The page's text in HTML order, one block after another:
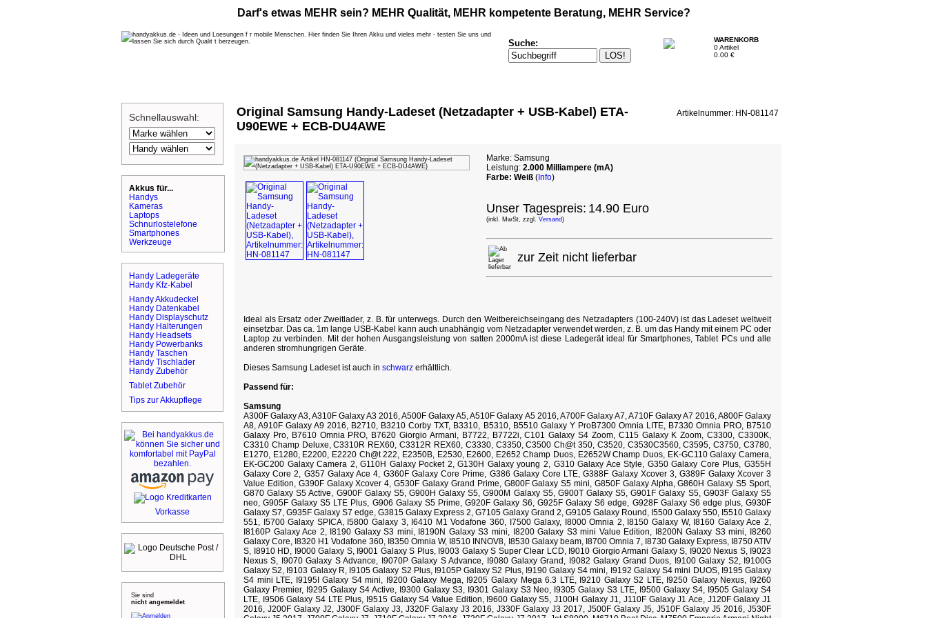
Darf's etwas MEHR sein? MEHR Qualität, MEHR kompetente Beratung, MEHR Service?
Suche:
WARENKORB
0 Artikel
0.00 €
Schnellauswahl:
Akkus für...
Handys
Kameras
Laptops
Schnurlostelefone
Smartphones
Werkzeuge
Handy Ladegeräte
Handy Kfz-Kabel
Handy Akkudeckel
Handy Datenkabel
Handy Displayschutz
Handy Halterungen
Handy Headsets
Handy Powerbanks
Handy Taschen
Handy Tischlader
Handy Zubehör
Tablet Zubehör
Tips zur Akkupflege
Vorkasse
Sie sind
nicht angemeldet
Original Samsung Handy-Ladeset (Netzadapter + USB-Kabel) ETA-
U90EWE + ECB-DU4AWE
Artikelnummer: HN-081147
Marke: Samsung
Leistung: 2.000 Milliampere (mA)
Farbe: Weiß ( Info)
Unser Tagespreis: 14.90 Euro
(inkl. MwSt, zzgl. Versand)
zur Zeit nicht lieferbar
Ideal als Ersatz oder Zweitlader, z. B. für unterwegs. Durch den Weitbereichseingang des Netzadapters (100-240V) ist das Ladeset weltweit
einsetzbar. Das ca. 1m lange USB-Kabel kann auch unabhängig vom Netzadapter verwendet werden, z. B. um das Handy mit einem PC oder
Laptop zu verbinden. Mit der hohen Ausgangsleistung von satten 2000mA ist diese Ladegerät ideal für Smartphones, Tablet PCs und alle
anderen stromhungrigen Geräte.
Dieses Samsung Ladeset ist auch in schwarz erhältlich.
Passend für:
Samsung
A300F Galaxy A3, A310F Galaxy A3 2016, A500F Galaxy A5, A510F Galaxy A5 2016, A700F Galaxy A7, A710F Galaxy A7 2016, A800F Galaxy
A8, A910F Galaxy A9 2016, B2710, B3210 Corby TXT, B3310, B5310, B5510 Galaxy Y ProB7300 Omnia LITE, B7330 Omnia PRO, B7510
Galaxy Pro, B7610 Omnia PRO, B7620 Giorgio Armani, B7722, B7722i, C101 Galaxy S4 Zoom, C115 Galaxy K Zoom, C3300, C3300K,
C3310 Champ Deluxe, C3310R REX60, C3312R REX60, C3330, C3350, C3500 Ch@t 350, C3520, C3530C3560, C3595, C3750, C3780,
E1270, E1280, E2200, E2220 Ch@t 222, E2350B, E2530, E2600, E2652 Champ Duos, E2652W Champ Duos, EK-GC110 Galaxy Camera,
EK-GC200 Galaxy Camera 2, G110H Galaxy Pocket 2, G130H Galaxy young 2, G310 Galaxy Ace Style, G350 Galaxy Core Plus, G355H
Galaxy Core 2, G357 Galaxy Ace 4, G360F Galaxy Core Prime, G386 Galaxy Core LTE, G388F Galaxy Xcover 3, G389F Galaxy Xcover 3
Value Edition, G390F Galaxy Xcover 4, G530F Galaxy Grand Prime, G800F Galaxy S5 mini, G850F Galaxy Alpha, G860H Galaxy S5 Sport,
G870 Galaxy S5 Active, G900F Galaxy S5, G900H Galaxy S5, G900M Galaxy S5, G900T Galaxy S5, G901F Galaxy S5, G903F Galaxy S5
neo, G905F Galaxy S5 LTE Plus, G906 Galaxy S5 Prime, G920F Galaxy S6, G925F Galaxy S6 edge, G928F Galaxy S6 edge plus, G930F
Galaxy S7, G935F Galaxy S7 edge, G3815 Galaxy Express 2, G7105 Galaxy Grand 2, G9105 Galaxy Round, I5500 Galaxy 550, I5510 Galaxy
551, I5700 Galaxy SPICA, I5800 Galaxy 3, I6410 M1 Vodafone 360, I7500 Galaxy, I8000 Omnia 2, I8150 Galaxy W, I8160 Galaxy Ace 2,
I8160P Galaxy Ace 2, I8190 Galaxy S3 mini, I8190N Galaxy S3 mini, I8200 Galaxy S3 mini Value Edition, I8200N Galaxy S3 mini, I8260
Galaxy Core, I8320 H1 Vodafone 360, I8350 Omnia W, I8510 INNOV8, I8530 Galaxy beam, I8700 Omnia 7, I8730 Galaxy Express, I8750 ATIV
S, I8910 HD, I9000 Galaxy S, I9001 Galaxy S Plus, I9003 Galaxy S Super Clear LCD, I9010 Giorgio Armani Galaxy S, I9020 Nexus S, I9023
Nexus S, I9070 Galaxy S Advance, I9070P Galaxy S Advance, I9080 Galaxy Grand, I9082 Galaxy Grand Duos, I9100 Galaxy S2, I9100G
Galaxy S2, I9103 Galaxy R, I9105 Galaxy S2 Plus, I9105P Galaxy S2 Plus, I9190 Galaxy S4 mini, I9192 Galaxy S4 mini DUOS, I9195 Galaxy
S4 mini LTE, I9195I Galaxy S4 mini, I9200 Galaxy Mega, I9205 Galaxy Mega 6.3 LTE, I9210 Galaxy S2 LTE, I9250 Galaxy Nexus, I9260
Galaxy Premier, I9295 Galaxy S4 Active, I9300 Galaxy S3, I9301 Galaxy S3 Neo, I9305 Galaxy S3 LTE, I9500 Galaxy S4, I9505 Galaxy S4
LTE, I9506 Galaxy S4 LTE Plus, I9515 Galaxy S4 Value Edition, I9600 Galaxy S5, J100H Galaxy J1, J110F Galaxy J1 Ace, J120F Galaxy J1
2016, J200F Galaxy J2, J300F Galaxy J3, J320F Galaxy J3 2016, J330F Galaxy J3 2017, J500F Galaxy J5, J510F Galaxy J5 2016, J530F